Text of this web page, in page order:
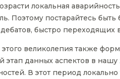
локальная
Поэтому постарайтесь
дебатов, быстро
великолепия также
этап данных аспектов в
В этот период